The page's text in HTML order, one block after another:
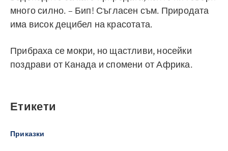
много силно. – Бип! Съгласен съм. Природата
има висок децибел на красотата.
Прибраха се мокри, но щастливи, носейки
поздрави от Канада и спомени от Африка.
Етикети
Приказки